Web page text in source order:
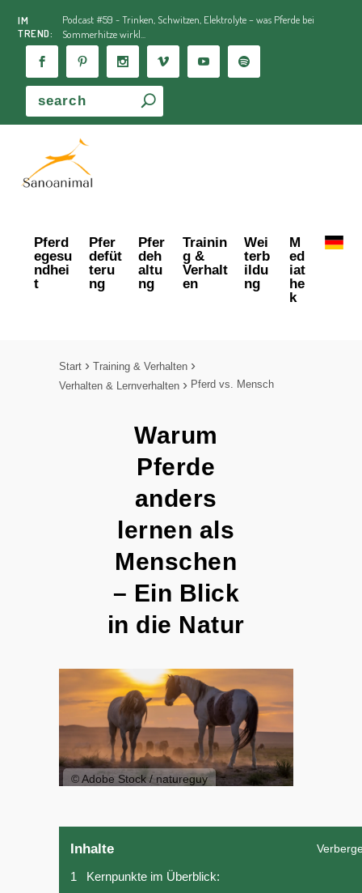
IM
TREND:
Podcast #59 - Trinken, Schwitzen, Elektrolyte – was Pferde bei
Sommerhitze wirkl...
Pferd
egesu
ndhei
t
Pfer
defüt
teru
ng
Pfer
deh
altu
ng
Trainin
g &
Verhalt
en
Wei
terb
ildu
ng
M
ed
iat
he
k
Start
Training & Verhalten
Verhalten & Lernverhalten
Pferd vs. Mensch
Warum
Pferde
anders
lernen als
Menschen
– Ein Blick
in die Natur
© Adobe Stock / natureguy
Inhalte
1
Kernpunkte im Überblick: